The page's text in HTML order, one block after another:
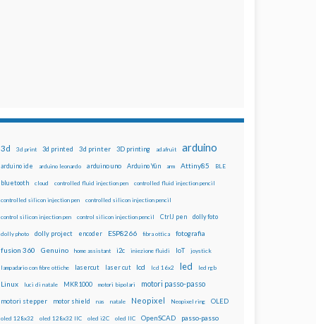
3d 3d print 3d printed 3d printer 3D printing adafruit arduino
arduino ide arduino leonardo arduino uno Arduino Yún arm Attiny85 BLE
bluetooth cloud controlled fluid injection pen controlled fluid injection pencil
controlled silicon injection pen controlled silicon injection pencil
control silicon injection pen control silicon injection pencil CtrlJ pen dolly foto
dolly photo dolly project encoder ESP8266 fibra ottica fotografia
fusion 360 Genuino home assistant i2c iniezione fluidi IoT joystick
lampadario con fibre ottiche lasercut laser cut lcd lcd 16x2 led led rgb
Linux luci di natale MKR1000 motori bipolari motori passo-passo
motori stepper motor shield nas natale Neopixel Neopixel ring OLED
oled 128x32 oled 128x32 IIC oled i2C oled IIC OpenSCAD passo-passo